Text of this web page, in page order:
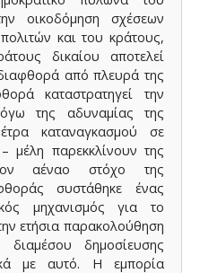
οικοδόμηση σχέσεων
και του κράτους,
δικαίου αποτελεί
από πλευρά της
καταστρατηγεί την
της αδυναμίας της
καταναγκασμού σε
μέλη παρεκκλίνουν της
αέναο στόχο της
συστάθηκε ένας
μηχανισμός για το
ετήσια παρακολούθηση
δημοσίευσης
με αυτό. Η εμπορία